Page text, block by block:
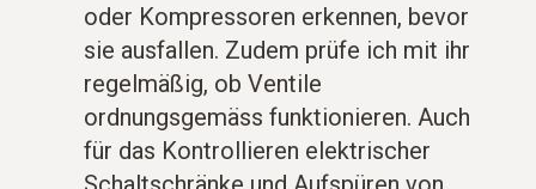
oder Kompressoren erkennen, bevor
sie ausfallen. Zudem prüfe ich mit ihr
regelmäßig, ob Ventile
ordnungsgemäss funktionieren. Auch
für das Kontrollieren elektrischer